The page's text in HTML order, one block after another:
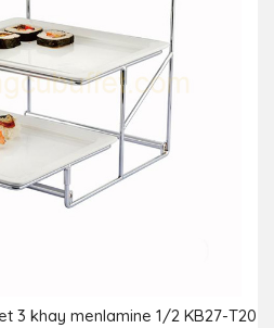
3 khay menlamine 1/2 KB27-T20